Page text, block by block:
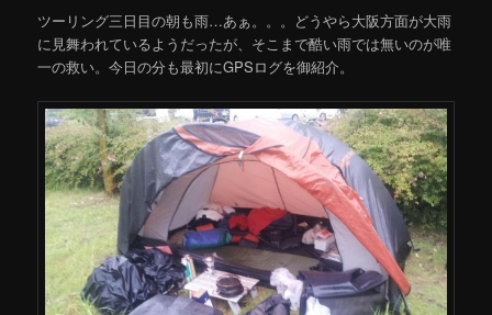
ツーリング三日目の朝も雨…あぁ。。。どうやら大阪方面が大雨
に見舞われているようだったが、そこまで酷い雨では無いのが唯
一の救い。今日の分も最初にGPSログを御紹介。